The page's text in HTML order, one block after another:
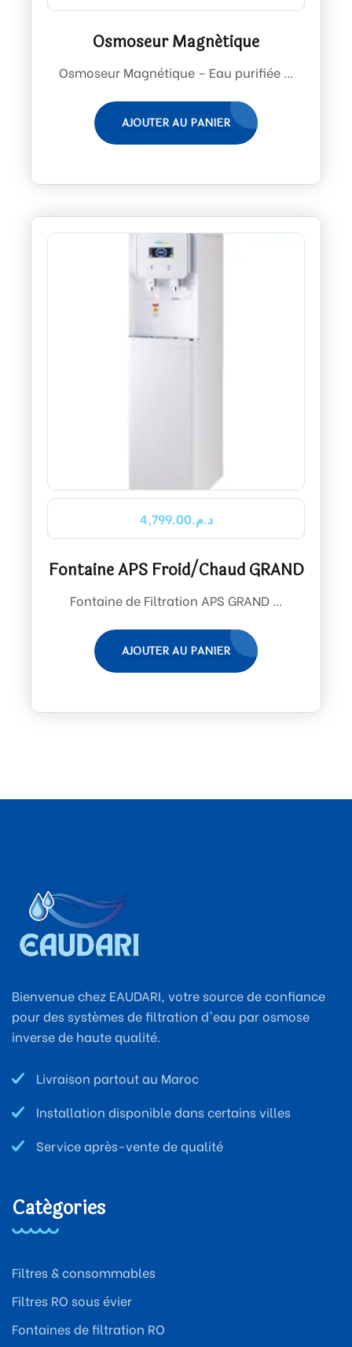
Osmoseur Magnétique
Osmoseur Magnétique – Eau purifiée ...
AJOUTER AU PANIER
د.م.4,799.00
Fontaine APS Froid/Chaud GRAND
Fontaine de Filtration APS GRAND ...
AJOUTER AU PANIER
Bienvenue chez EAUDARI, votre source de confiance
pour des systèmes de filtration d'eau par osmose
inverse de haute qualité.
Livraison partout au Maroc
Installation disponible dans certains villes
Service après-vente de qualité
Catégories
Filtres & consommables
Filtres RO sous évier
Fontaines de filtration RO